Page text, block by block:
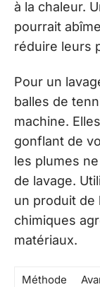
à la chaleur.
pourrait
réduire leurs
Pour un
balles de
machine.
gonflant de
les plumes
de lavage.
un produit de
chimiques
matériaux.
Méthode